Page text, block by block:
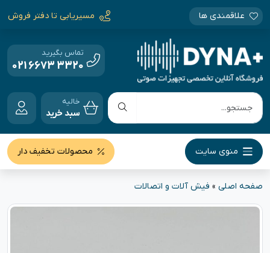
علاقمندی ها مسیریابی تا دفتر فروش
تماس بگیرید
021 6673 3320
خالیه
سبد خرید
منوی سایت محصولات تخفیف دار
صفحه اصلی » فیش آلات و اتصالات